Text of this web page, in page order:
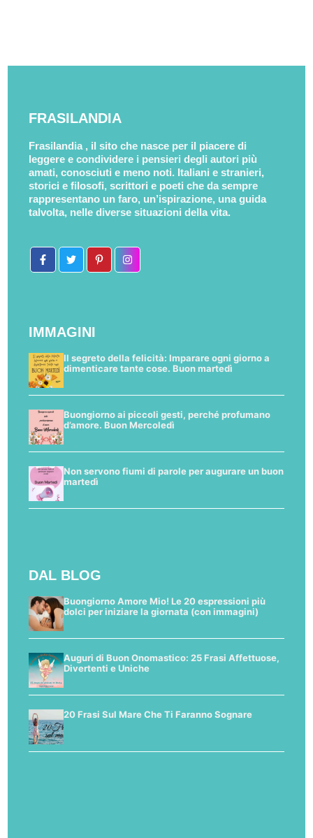
FRASILANDIA
Frasilandia , il sito che nasce per il piacere di
leggere e condividere i pensieri degli autori più
amati, conosciuti e meno noti. Italiani e stranieri,
storici e filosofi, scrittori e poeti che da sempre
rappresentano un faro, un’ispirazione, una guida
talvolta, nelle diverse situazioni della vita.
IMMAGINI
Il segreto della felicità: Imparare ogni giorno a
dimenticare tante cose. Buon martedì
Buongiorno ai piccoli gesti, perché profumano
d’amore. Buon Mercoledì
Non servono fiumi di parole per augurare un buon
martedì
DAL BLOG
Buongiorno Amore Mio! Le 20 espressioni più
dolci per iniziare la giornata (con immagini)
Auguri di Buon Onomastico: 25 Frasi Affettuose,
Divertenti e Uniche
20 Frasi Sul Mare Che Ti Faranno Sognare